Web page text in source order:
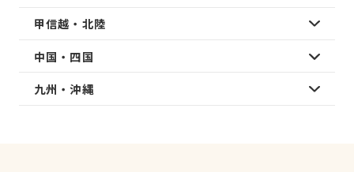
甲信越・北陸
中国・四国
九州・沖縄